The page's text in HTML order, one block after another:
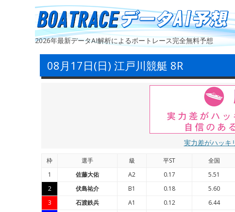
2026年最新データAI解析によるボートレース完全無料予想
08月17日(日) 江戸川競艇 8R
実力差がハッキ
枠 選手 級 平ST 全国
1
佐藤大佑 A2 0.17 5.51
2
伏島祐介 B1 0.18 5.60
3
石渡鉄兵 A1 0.12 6.44